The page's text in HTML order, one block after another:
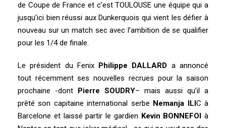
de Coupe de France et c’est TOULOUSE une équipe qui a
jusqu’ici bien réussi aux Dunkerquois qui vient les défier à
nouveau sur un match sec avec l’ambition de se qualifier
pour les 1/4 de finale.
Le président du Fenix Philippe DALLARD a annoncé
tout récemment ses nouvelles recrues pour la saison
prochaine -dont Pierre SOUDRY– mais aussi qu’il a
prêté son capitaine international serbe Nemanja ILIC à
Barcelone et laissé partir le gardien Kevin BONNEFOI à